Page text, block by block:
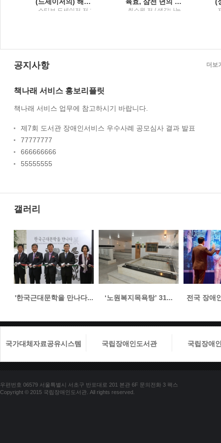
스티브 드세이저 저 ;
최소원 저 / 생각나눔
공지사항
책나래 서비스 홍보리플릿
책나래 서비스 업무에 참고하시기 바랍니다.
제7회 도서관 장애인서비스 우수사례 공모심사 결과 발표
77777777
666666666
55555555
더보
갤러리
'한국근대문학을 만나다... ‘노원복지목욕탕’ 31... 전국 장애
국가대체자료공유시스템 국립장애인도서관 국립장애
우편번호 06579 서울특별시 서초구 반포대로 201 본관 6F 문의전화 3 팩스
Copyright © 2015 국립장애인도서관. All rights reserved.